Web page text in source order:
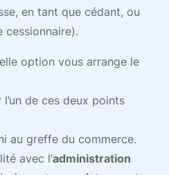
en tant que cédant, ou
cessionnaire).
option vous arrange le
l’un de ces deux points
au greffe du commerce.
avec l’administration